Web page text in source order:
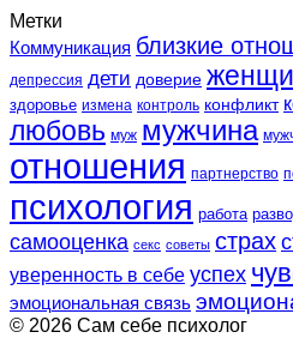
Метки
Коммуникация близкие
депрессия дети доверие
здоровье измена контроль конфликт
любовь муж мужчина
отношения партнерство
психология работа
самооценка секс советы страх
уверенность в себе успех
эмоциональная связь
© 2026 Сам себе психолог